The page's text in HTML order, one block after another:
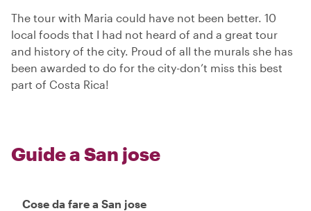
The tour with Maria could have not been better. 10
local foods that I had not heard of and a great tour
and history of the city. Proud of all the murals she has
been awarded to do for the city-don’t miss this best
part of Costa Rica!
Guide a San jose
Cose da fare a San jose